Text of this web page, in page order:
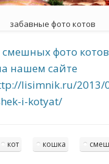
забавные фото котов
фото
нашем сайте
lisimnik.ru/2013/
i-kotyat/
кот кошка